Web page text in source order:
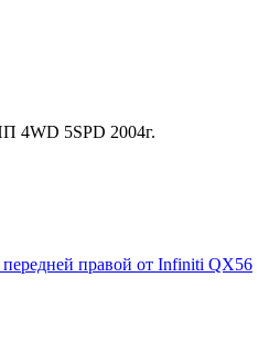
4WD 5SPD 2004г.
правой от Infiniti QX56